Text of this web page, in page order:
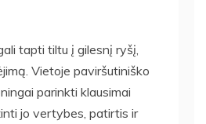
tapti tiltu į gilesnį ryšį,
Vietoje paviršutiniško
parinkti klausimai
jo vertybes, patirtis ir